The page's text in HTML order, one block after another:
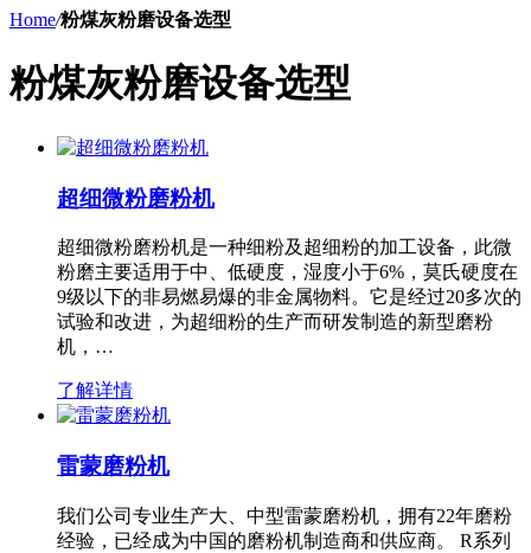
Home/粉煤灰粉磨设备选型
粉煤灰粉磨设备选型
超细微粉磨粉机
超细微粉磨粉机是一种细粉及超细粉的加工设备，此微
粉磨主要适用于中、低硬度，湿度小于6%，莫氏硬度在
9级以下的非易燃易爆的非金属物料。它是经过20多次的
试验和改进，为超细粉的生产而研发制造的新型磨粉
机，…
了解详情
雷蒙磨粉机
我们公司专业生产大、中型雷蒙磨粉机，拥有22年磨粉
经验，已经成为中国的磨粉机制造商和供应商。 R系列